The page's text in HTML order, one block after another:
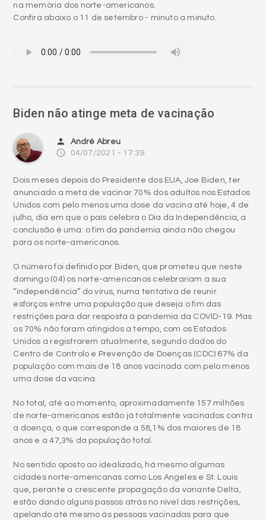
na memória dos norte-americanos.
Confira abaixo o 11 de setembro - minuto a minuto.
Biden não atinge meta de vacinação
person André Abreu
access_time 04/07/2021 - 17:39
Dois meses depois do Presidente dos EUA, Joe Biden, ter
anunciado a meta de vacinar 70% dos adultos nos Estados
Unidos com pelo menos uma dose da vacina até hoje, 4 de
julho, dia em que o país celebra o Dia da Independência, a
conclusão é uma: o fim da pandemia ainda não chegou
para os norte-americanos.
O número foi definido por Biden, que prometeu que neste
domingo (04) os norte-americanos celebrariam a sua
“independência” do vírus, numa tentativa de reunir
esforços entre uma população que deseja o fim das
restrições para dar resposta à pandemia da COVID-19. Mas
os 70% não foram atingidos a tempo, com os Estados
Unidos a registrarem atualmente, segundo dados do
Centro de Controlo e Prevenção de Doenças (CDC) 67% da
população com mais de 18 anos vacinada com pelo menos
uma dose da vacina.
No total, até ao momento, aproximadamente 157 milhões
de norte-americanos estão já totalmente vacinados contra
a doença, o que corresponde a 58,1% dos maiores de 18
anos e a 47,3% da população total.
No sentido oposto ao idealizado, há mesmo algumas
cidades norte-americanas como Los Angeles e St. Louis
que, perante a crescente propagação da variante Delta,
estão dando alguns passos atrás no nível das restrições,
apelando até mesmo às pessoas vacinadas para que